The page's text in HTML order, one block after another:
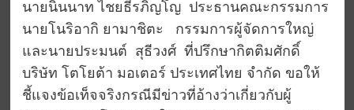
นายนินนาท ไชยธีรภิญโญ ประธานคณะกรรมการ
นายโนริอากิ ยามาชิตะ กรรมการผู้จัดการใหญ่
และนายประมนต์ สุธีวงศ์ ที่ปรึกษากิตติมศักดิ์
บริษัท โตโยต้า มอเตอร์ ประเทศไทย จำกัด ขอให้
ชี้แจงข้อเท็จจริงกรณีมีข่าวที่อ้างว่าเกี่ยวกับผู้